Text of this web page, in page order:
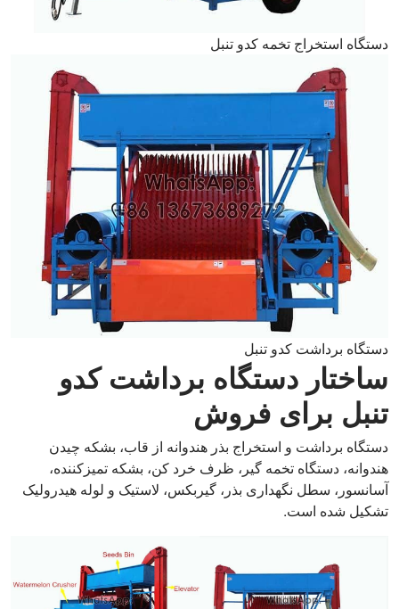
دستگاه استخراج تخمه کدو تنبل
دستگاه برداشت کدو تنبل
ساختار دستگاه برداشت کدو
تنبل برای فروش
دستگاه برداشت و استخراج بذر هندوانه از قاب، بشکه چیدن
هندوانه، دستگاه تخمه گیر، ظرف خرد کن، بشکه تمیزکننده،
آسانسور، سطل نگهداری بذر، گیربکس، لاستیک و لوله هیدرولیک
تشکیل شده است.